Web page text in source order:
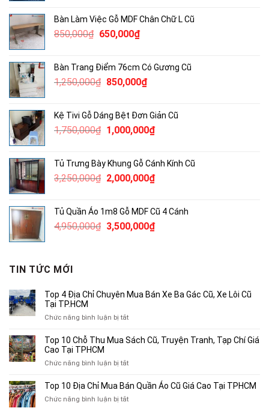
3,600,000₫.là:
Bàn Làm Việc Gỗ MDF Chân Chữ L Cũ
850,000₫ Giá
850,000₫.
650,000₫Giá
là:
650,000₫.
Bàn Trang Điểm 76cm Có Gương Cũ
1,250,000₫ Giá
1,250,000₫.
850,000₫Giá
là:
850,000₫.
Kệ Tivi Gỗ Dáng Bệt Đơn Giản Cũ
1,750,000₫ Giá
1,750,000₫.
1,000,000₫Giá
là:
1,000,000₫.
Tủ Trưng Bày Khung Gỗ Cánh Kính Cũ
3,250,000₫ Giá
3,250,000₫.
2,000,000₫Giá
là:
2,000,000₫.
Tủ Quần Áo 1m8 Gỗ MDF Cũ 4 Cánh
4,950,000₫ Giá
3,500,000₫Giá
TIN TỨC MỚI
Top 4 Địa Chỉ Chuyên Mua Bán Xe Ba Gác Cũ, Xe Lôi Cũ
Tại TP.HCM
Chức năng bình luận bị tắtở
4
Chuyên
Bán
Xe
Top 10 Chỗ Thu Mua Sách Cũ, Truyện Tranh, Tạp Chí Giá
Cao Tại TPHCM
Chức năng bình luận bị tắtở
10
Thu
Top 10 Địa Chỉ Mua Bán Quần Áo Cũ Giá Cao Tại TPHCM
Chức năng bình luận bị tắtở